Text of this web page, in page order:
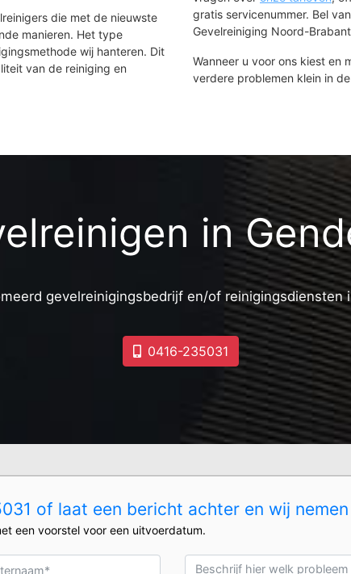
die met de nieuwste
manieren. Het type
wij hanteren. Dit
van de reiniging en
gratis servicenummer. Bel
Gevelreiniging Noord-
Wanneer u voor ons kiest en
verdere problemen klein in
in
gevelreinigingsbedrijf en/of reinigingsdiensten
0416-235031
of laat een bericht achter en wij
een voorstel voor een uitvoerdatum.